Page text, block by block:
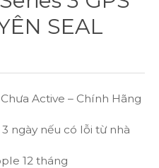
SEAL
Active – Chính Hãng
ngày nếu có lỗi từ nhà
12 tháng